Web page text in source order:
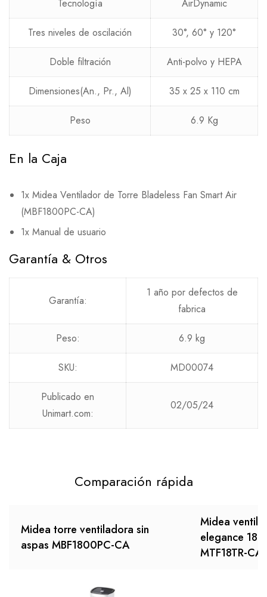
Tecnología AirDynamic
Tres niveles de oscilación 30°, 60° y 120°
Doble filtración Anti-polvo y HEPA
Dimensiones(An., Pr., Al) 35 x 25 x 110 cm
Peso 6.9 Kg
En la Caja
1x Midea Ventilador de Torre Bladeless Fan Smart Air
(MBF1800PC-CA)
1x Manual de usuario
Garantía & Otros
Garantía:
1 año por defectos de
fabrica
Peso: 6.9 kg
SKU: MD00074
Publicado en
Unimart.com:
02/05/24
Comparación rápida
Midea torre ventiladora sin
aspas MBF1800PC-CA
Midea
elegance
MTF18TR-CA